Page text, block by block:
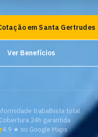
em Santa Gertrudes
Ver Benefícios
trabalhista total
Cobertura 24h garantida
4.9 ★ no Google Maps